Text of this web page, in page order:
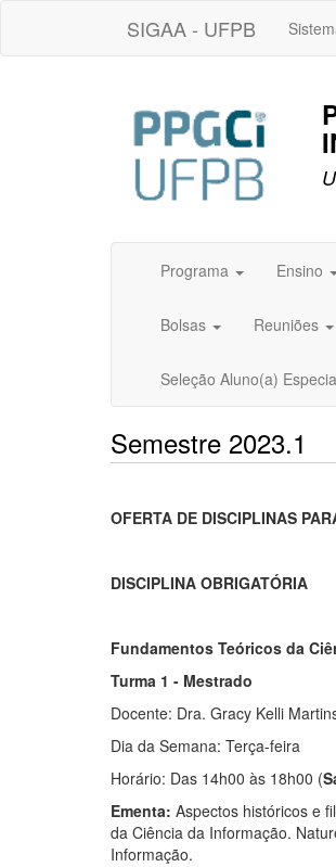
SIGAA - UFPB
Programa Ensino
Bolsas Reuniões
Seleção Aluno(a)
Semestre 2023.1
OFERTA DE DISCIPLINAS
DISCIPLINA OBRIGATÓRIA
Fundamentos Teóricos da
Turma 1 - Mestrado
Docente: Dra. Gracy Kelli
Dia da Semana: Terça-feira
Horário: Das 14h00 às 18h00 (
Ementa: Aspectos históricos e
da Ciência da Informação.
Informação.